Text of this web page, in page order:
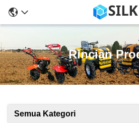
Rincian
Semua Kategori